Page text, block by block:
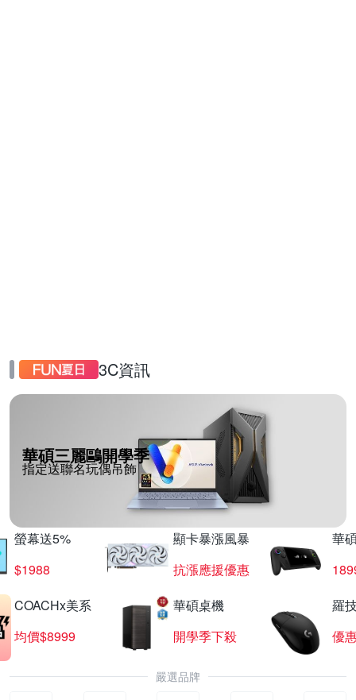
3C資訊
華碩三麗鷗開學季
指定送聯名玩偶吊飾
螢幕送5%
$1988
顯卡暴漲風暴
抗漲應援優惠
華
COACHx美系
均價$8999
華碩桌機
開學季下殺
羅
優
嚴選品牌